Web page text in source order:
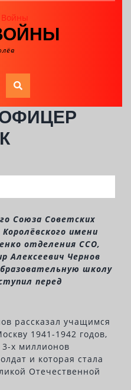
Союза Советских
имени
отделения ССО,
Алексеевич Чернов
школу
перед
рассказал учащимся
1941-1942 годов,
х миллионов
и которая стала
Отечественной